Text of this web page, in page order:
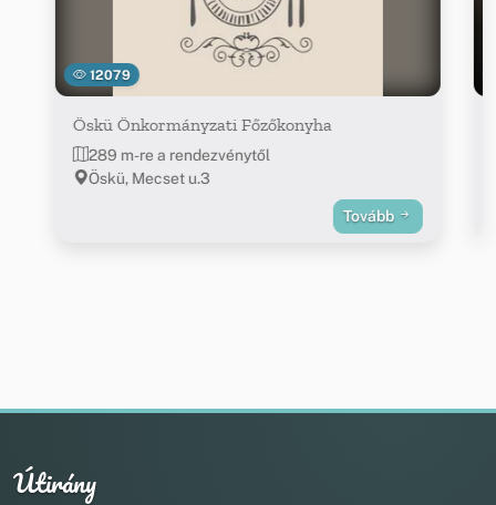
12079
Öskü Önkormányzati Főzőkonyha
289 m-re a rendezvénytől
Öskü, Mecset u.3
Tovább
Útirány